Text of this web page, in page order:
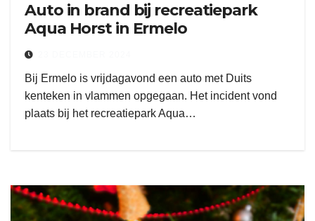
Auto in brand bij recreatiepark
Aqua Horst in Ermelo
Bij Ermelo is vrijdagavond een auto met Duits
kenteken in vlammen opgegaan. Het incident vond
plaats bij het recreatiepark Aqua…